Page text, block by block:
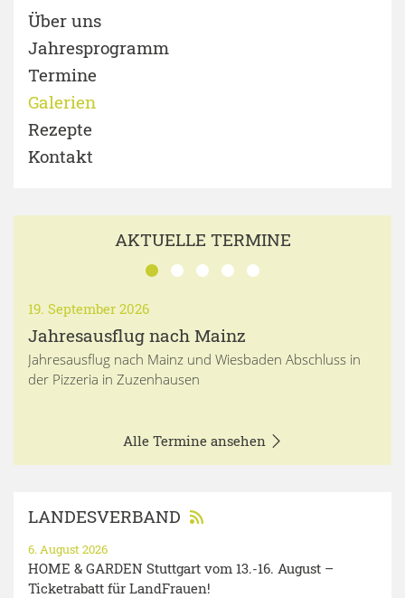
Über uns
Jahresprogramm
Termine
Galerien
Rezepte
Kontakt
AKTUELLE TERMINE
19. September 2026
Jahresausflug nach Mainz
Jahresausflug nach Mainz und Wiesbaden Abschluss in
der Pizzeria in Zuzenhausen
Alle Termine ansehen
LANDESVERBAND
HOME & GARDEN Stuttgart vom 13.-16. August –
Ticketrabatt für LandFrauen!
6. August 2026